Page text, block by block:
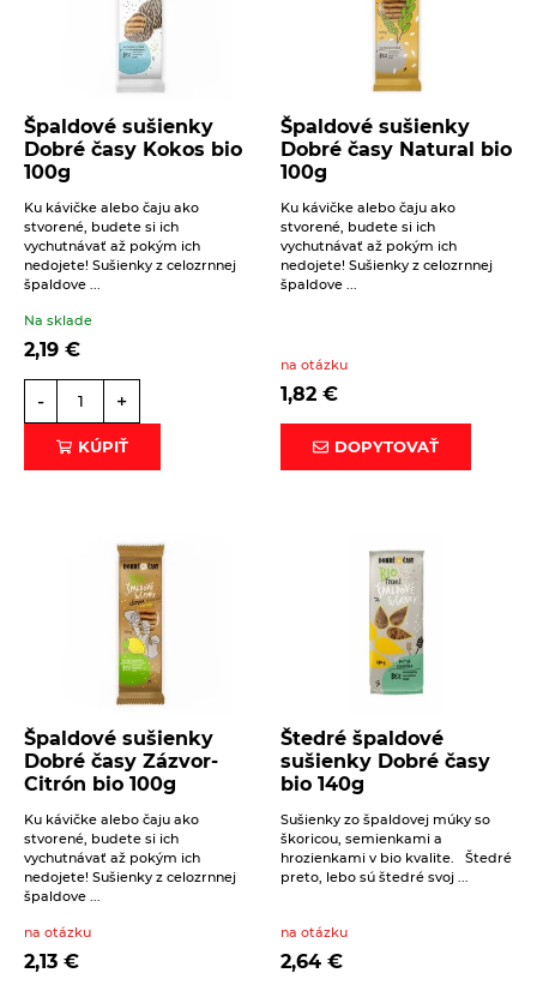
Špaldové sušienky
Dobré časy Kokos bio
100g
Ku kávičke alebo čaju ako
stvorené, budete si ich
vychutnávať až pokým ich
nedojete! Sušienky z celozrnnej
špaldove ...
Na sklade
2,19 €
- +
KÚPIŤ
Špaldové sušienky
Dobré časy Natural bio
100g
Ku kávičke alebo čaju ako
stvorené, budete si ich
vychutnávať až pokým ich
nedojete! Sušienky z celozrnnej
špaldove ...
na otázku
1,82 €
DOPYTOVAŤ
Špaldové sušienky
Dobré časy Zázvor-
Citrón bio 100g
Ku kávičke alebo čaju ako
stvorené, budete si ich
vychutnávať až pokým ich
nedojete! Sušienky z celozrnnej
špaldove ...
na otázku
2,13 €
Štedré špaldové
sušienky Dobré časy
bio 140g
Sušienky zo špaldovej múky so
škoricou, semienkami a
hrozienkami v bio kvalite. Štedré
preto, lebo sú štedré svoj ...
na otázku
2,64 €